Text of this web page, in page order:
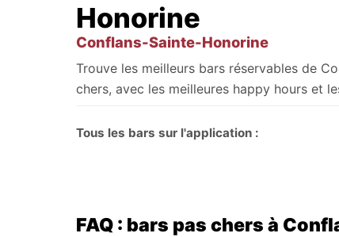
Honorine
Conflans-Sainte-Honorine
Trouve les meilleurs bars réservables de
chers, avec les meilleures happy hours et
Tous les bars sur l'application :
FAQ : bars pas chers à